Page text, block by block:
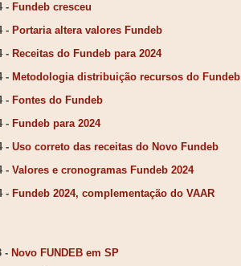
- Fundeb cresceu
- Portaria altera valores Fundeb
- Receitas do Fundeb para 2024
- Metodologia distribuição recursos do Fundeb
- Fontes do Fundeb
- Fundeb para 2024
- Uso correto das receitas do Novo Fundeb
- Valores e cronogramas Fundeb 2024
- Fundeb 2024, complementação do VAAR
- Novo FUNDEB em SP